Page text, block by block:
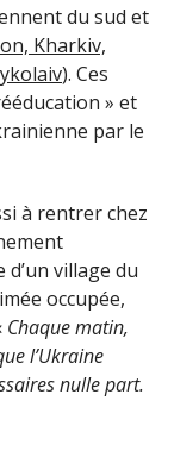
du sud et
Kharkiv,
). Ces
» et
par le
à rentrer chez
village du
occupée,
Chaque matin,
l’Ukraine
nulle part.